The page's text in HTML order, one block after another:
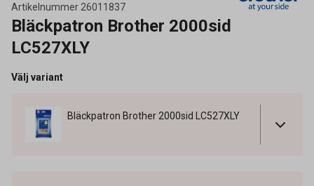
Artikelnummer 26011837
Bläckpatron Brother 2000sid
LC527XLY
Välj variant
Bläckpatron Brother 2000sid LC527XLY